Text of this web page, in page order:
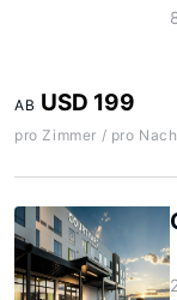
AB USD 199
pro Zimmer / pro